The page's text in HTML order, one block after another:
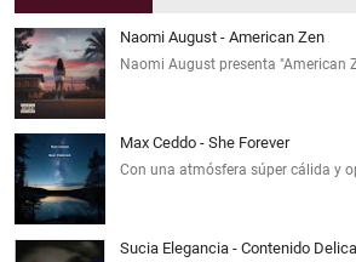
Naomi August - American Zen
Naomi August presenta "American
Max Ceddo - She Forever
Con una atmósfera súper cálida y
Sucia Elegancia - Contenido